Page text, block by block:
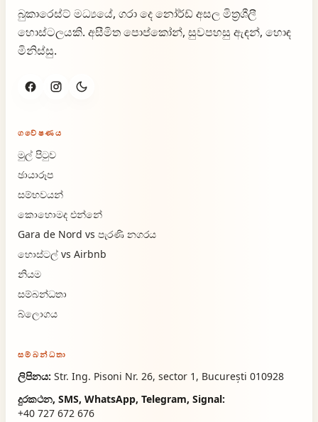
බුකාරෙස්ට් මධ්‍යයේ, ගරා දෙ නෝර්ඩ් අසල මිත්‍රශීලී
හොස්ටලයකි. අසීමිත පොප්කෝන්, සුවපහසු ඇඳන්, හොඳ
මිනිස්සු.
ගවේෂණය
මුල් පිටුව
ඡායාරූප
සම්භවයන්
කොහොමද එන්නේ
Gara de Nord vs පැරණි නගරය
හොස්ටල් vs Airbnb
නියම
සම්බන්ධතා
බ්ලොගය
සම්බන්ධතා
ලිපිනය: Str. Ing. Pisoni Nr. 26, sector 1, București 010928
දුරකථන, SMS, WhatsApp, Telegram, Signal:
+40 727 672 676